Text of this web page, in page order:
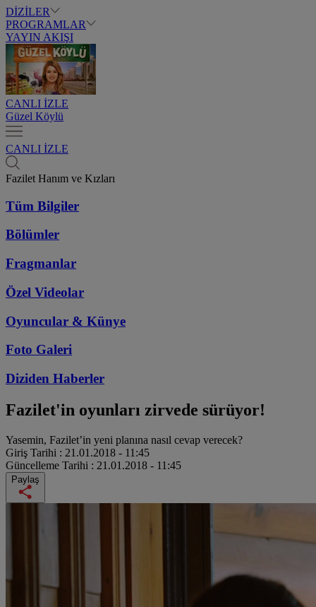
DİZİLER
PROGRAMLAR
YAYIN AKIŞI
CANLI İZLE
Güzel Köylü
CANLI İZLE
Fazilet Hanım ve Kızları
Tüm Bilgiler
Bölümler
Fragmanlar
Özel Videolar
Oyuncular & Künye
Foto Galeri
Diziden Haberler
Fazilet'in oyunları zirvede sürüyor!
Yasemin, Fazilet’in yeni planına nasıl cevap verecek?
Giriş Tarihi : 21.01.2018 - 11:45
Güncelleme Tarihi : 21.01.2018 - 11:45
Paylaş